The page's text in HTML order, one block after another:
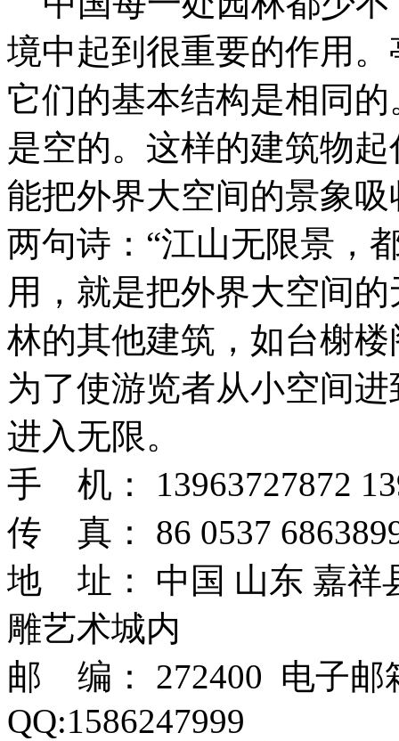
境中起到很重要的作用
它们的基本结构是相同
是空的。这样的建筑物
能把外界大空间的景象
两句诗：“江山无限景，
用，就是把外界大空间
林的其他建筑，如台榭
为了使游览者从小空间
进入无限。
手 机： 13963727872
传 真： 86 0537
地 址： 中国 山东 嘉祥
雕艺术城内
邮 编： 272400 电子邮
QQ:1586247999